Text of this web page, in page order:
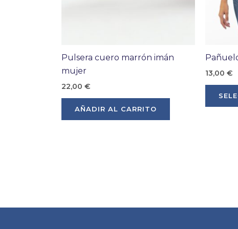
Pulsera cuero marrón imán
mujer
22,00 €
AÑADIR AL CARRITO
13,00 €